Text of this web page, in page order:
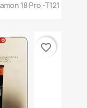
18 Pro -t121
favorite_border